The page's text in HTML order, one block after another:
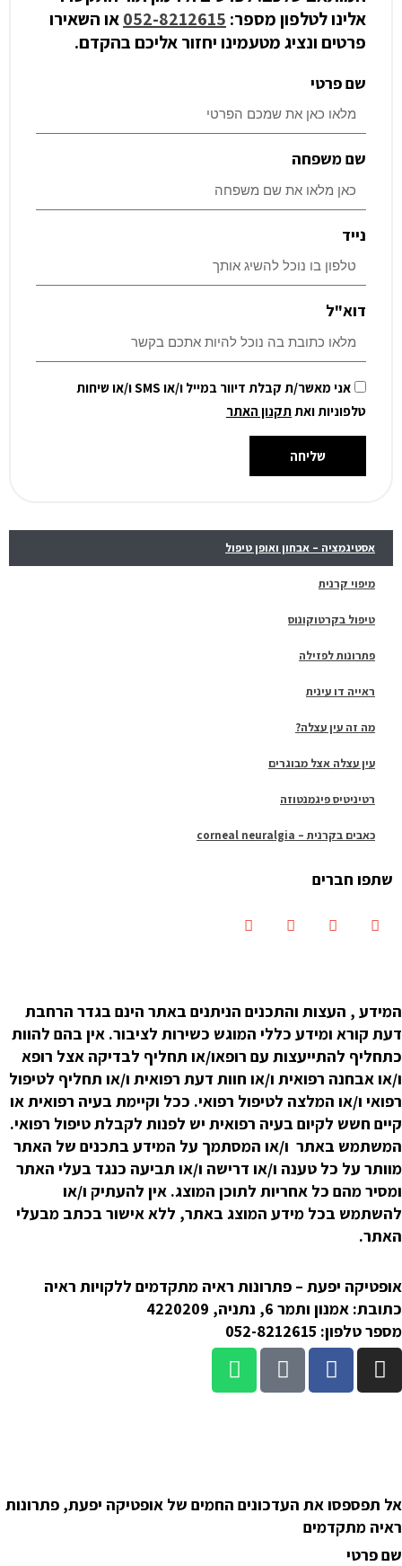
אסטיגמציה – אבחון ואופן טיפול
מיפוי קרנית
טיפול בקרטוקונוס
פתרונות לפזילה
ראייה דו עינית
מה זה עין עצלה?
עין עצלה אצל מבוגרים
רטיניטיס פיגמנטוזה
כאבים בקרנית – corneal neuralgia
שתפו חברים
אלינו לטלפון מספר: 052-8212615או השאירו
פרטים ונציג מטעמינו יחזור אליכם בהקדם.
שם פרטי
שם משפחה
נייד
דוא"ל
אני מאשר/ת קבלת דיוור במייל ו/או SMS ו/או שיחות
טלפוניות ואתתקנון האתר
שליחה
המידע , העצות והתכנים הניתנים באתר הינם בגדר הרחבת
דעת קורא ומידע כללי המוגש כשירות לציבור. אין בהם להוות
כתחליף להתייעצות עם רופאו/או תחליף לבדיקה אצל רופא
ו/או אבחנה רפואית ו/או חוות דעת רפואית ו/או תחליף לטיפול
רפואי ו/או המלצה לטיפול רפואי. ככל וקיימת בעיה רפואית או
קיים חשש לקיום בעיה רפואית יש לפנות לקבלת טיפול רפואי.
המשתמש באתר ו/או המסתמך על המידע בתכנים של האתר
מוותר על כל טענה ו/או דרישה ו/או תביעה כנגד בעלי האתר
ומסיר מהם כל אחריות לתוכן המוצג. אין להעתיק ו/או
להשתמש בכל מידע המוצג באתר, ללא אישור בכתב מבעלי
האתר.
אופטיקה יפעת – פתרונות ראיה מתקדמים ללקויות ראיה
כתובת: אמנון ותמר 6, נתניה, 4220209
מספר טלפון: 052-8212615
I
n
s
a
m
F
a
c
k
W
a
z
W
h
a
p
אל תפספסו את העדכונים החמים של אופטיקה יפעת, פתרונות
ראיה מתקדמים
שם פרטי